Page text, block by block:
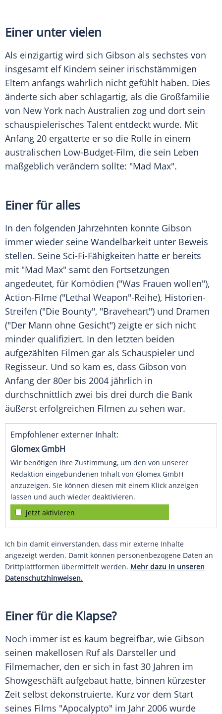
Einer unter vielen
Als einzigartig wird sich Gibson als sechstes von
insgesamt elf Kindern seiner irischstämmigen
Eltern anfangs wahrlich nicht gefühlt haben. Dies
änderte sich aber schlagartig, als die Großfamilie
von New York nach Australien zog und dort sein
schauspielerisches Talent entdeckt wurde. Mit
Anfang 20 ergatterte er so die Rolle in einem
australischen Low-Budget-Film, die sein Leben
maßgeblich verändern sollte: "Mad Max".
Einer für alles
In den folgenden Jahrzehnten konnte Gibson
immer wieder seine Wandelbarkeit unter Beweis
stellen. Seine Sci-Fi-Fähigkeiten hatte er bereits
mit "Mad Max" samt den Fortsetzungen
angedeutet, für Komödien ("Was Frauen wollen"),
Action-Filme ("Lethal Weapon"-Reihe), Historien-
Streifen ("Die Bounty", "Braveheart") und Dramen
("Der Mann ohne Gesicht") zeigte er sich nicht
minder qualifiziert. In den letzten beiden
aufgezählten Filmen gar als Schauspieler und
Regisseur. Und so kam es, dass Gibson von
Anfang der 80er bis 2004 jährlich in
durchschnittlich zwei bis drei durch die Bank
äußerst erfolgreichen Filmen zu sehen war.
Empfohlener externer Inhalt:
Glomex GmbH
Wir benötigen Ihre Zustimmung, um den von unserer
Redaktion eingebundenen Inhalt von Glomex GmbH
anzuzeigen. Sie können diesen mit einem Klick anzeigen
lassen und auch wieder deaktivieren.
jetzt aktivieren
Ich bin damit einverstanden, dass mir externe Inhalte
angezeigt werden. Damit können personenbezogene Daten an
Drittplattformen übermittelt werden. Mehr dazu in unseren
Datenschutzhinweisen.
Einer für die Klapse?
Noch immer ist es kaum begreifbar, wie Gibson
seinen makellosen Ruf als Darsteller und
Filmemacher, den er sich in fast 30 Jahren im
Showgeschäft aufgebaut hatte, binnen kürzester
Zeit selbst dekonstruierte. Kurz vor dem Start
seines Films "Apocalypto" im Jahr 2006 wurde